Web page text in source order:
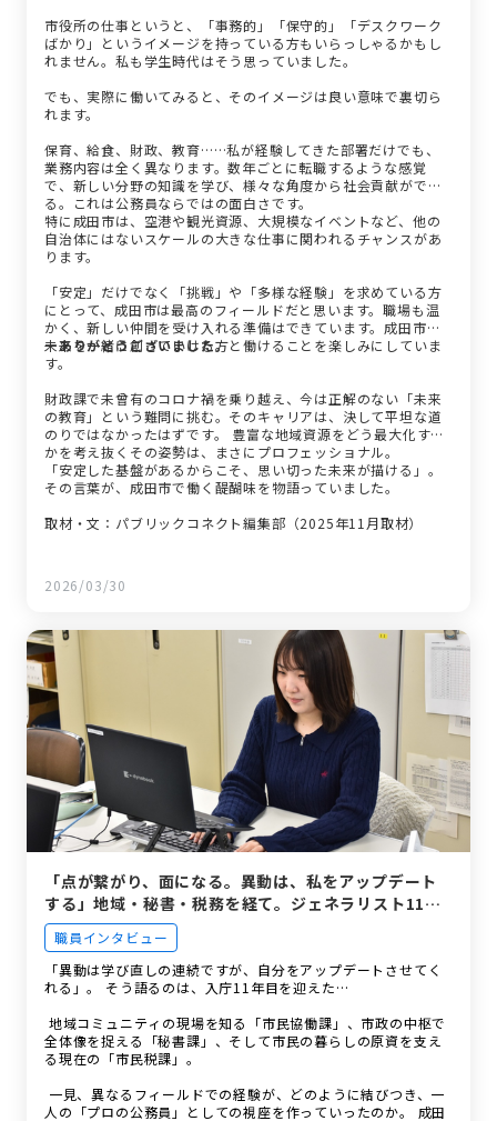
市役所の仕事というと、「事務的」「保守的」「デスクワーク
ばかり」というイメージを持っている方もいらっしゃるかもし
れません。私も学生時代はそう思っていました。
でも、実際に働いてみると、そのイメージは良い意味で裏切ら
れます。
保育、給食、財政、教育……私が経験してきた部署だけでも、
業務内容は全く異なります。数年ごとに転職するような感覚
で、新しい分野の知識を学び、様々な角度から社会貢献ができ
る。これは公務員ならではの面白さです。
特に成田市は、空港や観光資源、大規模なイベントなど、他の
自治体にはないスケールの大きな仕事に関われるチャンスがあ
ります。
「安定」だけでなく「挑戦」や「多様な経験」を求めている方
にとって、成田市は最高のフィールドだと思います。職場も温
かく、新しい仲間を受け入れる準備はできています。成田市の
未来を一緒に創っていける方と働けることを楽しみにしていま
す。
ーありがとうございました。
財政課で未曾有のコロナ禍を乗り越え、今は正解のない「未来
の教育」という難問に挑む。そのキャリアは、決して平坦な道
のりではなかったはずです。 豊富な地域資源をどう最大化する
かを考え抜くその姿勢は、まさにプロフェッショナル。
「安定した基盤があるからこそ、思い切った未来が描ける」。
その言葉が、成田市で働く醍醐味を物語っていました。
取材・文：パブリックコネクト編集部（2025年11月取材）
2026/03/30
「点が繋がり、面になる。異動は、私をアップデート
する」地域・秘書・税務を経て。ジェネラリスト11年
目の等身大。
職員インタビュー
「異動は学び直しの連続ですが、自分をアップデートさせてく
れる」。 そう語るのは、入庁11年目を迎えた…
地域コミュニティの現場を知る「市民協働課」、市政の中枢で
全体像を捉える「秘書課」、そして市民の暮らしの原資を支え
る現在の「市民税課」。
一見、異なるフィールドでの経験が、どのように結びつき、一
人の「プロの公務員」としての視座を作っていったのか。 成田